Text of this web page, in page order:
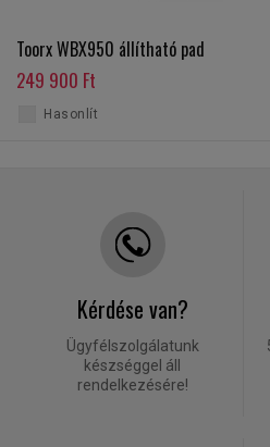
Toorx WBX950 állítható pad
249 900 Ft
Hasonlít
Kérdése van?
Ügyfélszolgálatunk
készséggel áll
rendelkezésére!